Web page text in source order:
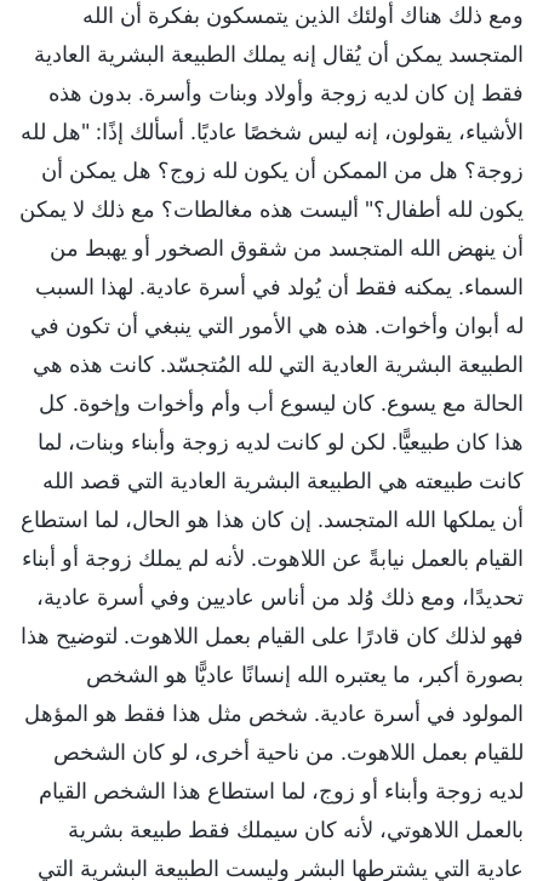
ومع ذلك هناك أولئك الذين يتمسكون بفكرة أن الله
المتجسد يمكن أن يُقال إنه يملك الطبيعة البشرية العادية
فقط إن كان لديه زوجة وأولاد وبنات وأسرة. بدون هذه
الأشياء، يقولون، إنه ليس شخصًا عاديًا. أسألك إذًا: "هل لله
زوجة؟ هل من الممكن أن يكون لله زوج؟ هل يمكن أن
يكون لله أطفال؟" أليست هذه مغالطات؟ مع ذلك لا يمكن
أن ينهض الله المتجسد من شقوق الصخور أو يهبط من
السماء. يمكنه فقط أن يُولد في أسرة عادية. لهذا السبب
له أبوان وأخوات. هذه هي الأمور التي ينبغي أن تكون في
الطبيعة البشرية العادية التي لله المُتجسّد. كانت هذه هي
الحالة مع يسوع. كان ليسوع أب وأم وأخوات وإخوة. كل
هذا كان طبيعيًّا. لكن لو كانت لديه زوجة وأبناء وبنات، لما
كانت طبيعته هي الطبيعة البشرية العادية التي قصد الله
أن يملكها الله المتجسد. إن كان هذا هو الحال، لما استطاع
القيام بالعمل نيابةً عن اللاهوت. لأنه لم يملك زوجة أو أبناء
تحديدًا، ومع ذلك وُلد من أناس عاديين وفي أسرة عادية،
فهو لذلك كان قادرًا على القيام بعمل اللاهوت. لتوضيح هذا
بصورة أكبر، ما يعتبره الله إنسانًا عاديًّا هو الشخص
المولود في أسرة عادية. شخص مثل هذا فقط هو المؤهل
للقيام بعمل اللاهوت. من ناحية أخرى، لو كان الشخص
لديه زوجة وأبناء أو زوج، لما استطاع هذا الشخص القيام
بالعمل اللاهوتي، لأنه كان سيملك فقط طبيعة بشرية
عادية التي يشترطها البشر وليست الطبيعة البشرية التي